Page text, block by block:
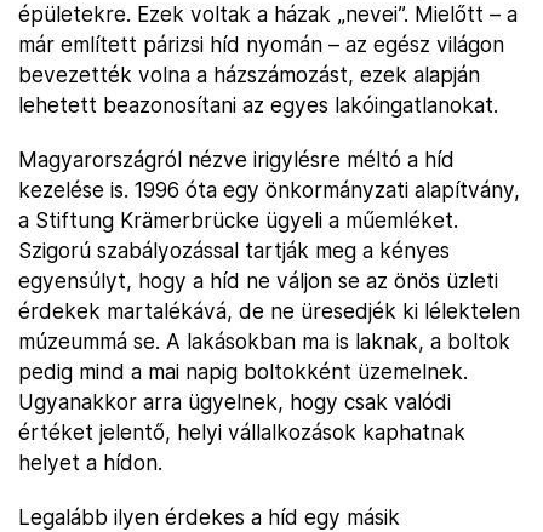
épületekre. Ezek voltak a házak „nevei”. Mielőtt – a
már említett párizsi híd nyomán – az egész világon
bevezették volna a házszámozást, ezek alapján
lehetett beazonosítani az egyes lakóingatlanokat.
Magyarországról nézve irigylésre méltó a híd
kezelése is. 1996 óta egy önkormányzati alapítvány,
a Stiftung Krämerbrücke ügyeli a műemléket.
Szigorú szabályozással tartják meg a kényes
egyensúlyt, hogy a híd ne váljon se az önös üzleti
érdekek martalékává, de ne üresedjék ki lélektelen
múzeummá se. A lakásokban ma is laknak, a boltok
pedig mind a mai napig boltokként üzemelnek.
Ugyanakkor arra ügyelnek, hogy csak valódi
értéket jelentő, helyi vállalkozások kaphatnak
helyet a hídon.
Legalább ilyen érdekes a híd egy másik